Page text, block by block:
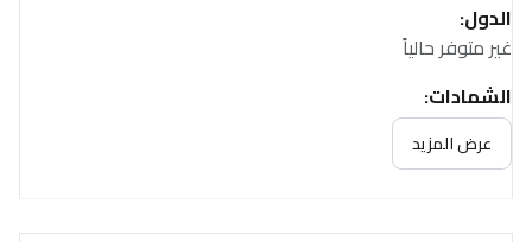
الدول:
غير متوفر حالياً
الشهادات:
غير متوفر حالياً
عرض المزيد